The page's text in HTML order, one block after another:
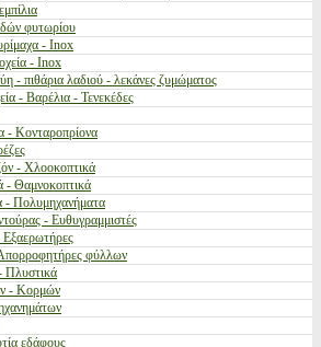
φυτωρίου
- Inox
- Inox
- πιθάρια λαδιού - λεκάνες ζυμώματος
- Βαρέλια - Τενεκέδες
- Κονταροπρίονα
- Χλοοκοπτικά
- Θαμνοκοπτικά
- Πολυμηχανήματα
- Ευθυγραμμιστές
φύλλων
Πλυστικά
- Κορμών
εδάφους